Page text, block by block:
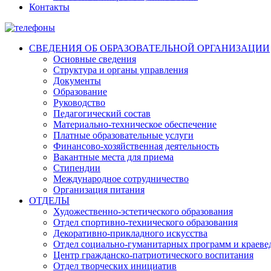
Контакты
СВЕДЕНИЯ ОБ ОБРАЗОВАТЕЛЬНОЙ ОРГАНИЗАЦИИ
Основные сведения
Структура и органы управления
Документы
Образование
Руководство
Педагогический состав
Материально-техническое обеспечение
Платные образовательные услуги
Финансово-хозяйственная деятельность
Вакантные места для приема
Стипендии
Международное сотрудничество
Организация питания
ОТДЕЛЫ
Художественно-эстетического образования
Отдел спортивно-технического образования
Декоративно-прикладного искусства
Отдел социально-гуманитарных программ и
Центр гражданско-патриотического воспитания
Отдел творческих инициатив